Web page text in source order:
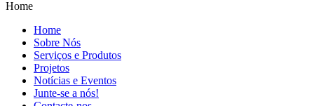
Home
Home
Sobre Nós
Serviços e Produtos
Projetos
Notícias e Eventos
Junte-se a nós!